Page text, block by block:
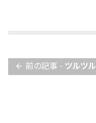
arrow_back 前の記事 - ツルツル路面に注意！！